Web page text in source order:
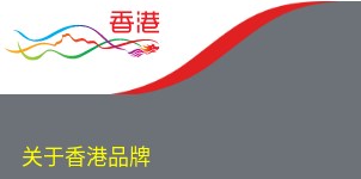
关于香港品牌